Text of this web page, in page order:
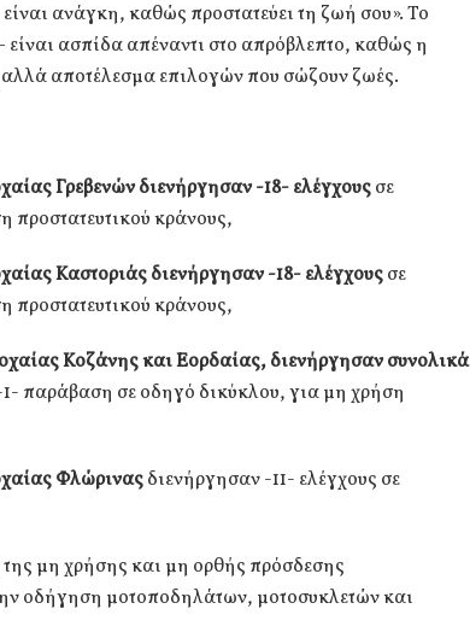
ανάγκη, καθώς προστατεύει τη ζωή σου». Το
είναι ασπίδα απέναντι στο απρόβλεπτο, καθώς η
αποτέλεσμα επιλογών που σώζουν ζωές.
Γρεβενών διενήργησαν -18- ελέγχουςσε
κράνους,
Καστοριάς διενήργησαν -18- ελέγχουςσε
κράνους,
Κοζάνης και Εορδαίας, διενήργησαν συνολικά
παράβαση σε οδηγό δικύκλου, για μη χρήση
Φλώριναςδιενήργησαν -11- ελέγχους σε
μη χρήσης και μη ορθής πρόσδεσης
οδήγηση μοτοποδηλάτων, μοτοσυκλετών και